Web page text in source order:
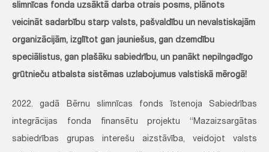
slimnīcas fonda uzsāktā darba otrais posms, plānots
veicināt sadarbību starp valsts, pašvaldību un nevalstiskajām
organizācijām, izglītot gan jauniešus, gan dzemdību
speciālistus, gan plašāku sabiedrību, un panākt nepilngadīgo
grūtnieču atbalsta sistēmas uzlabojumus valstiskā mērogā!
2022. gadā Bērnu slimnīcas fonds īstenoja Sabiedrības
integrācijas fonda finansētu projektu “Mazaizsargātas
sabiedrības grupas interešu aizstāvība, veidojot valsts